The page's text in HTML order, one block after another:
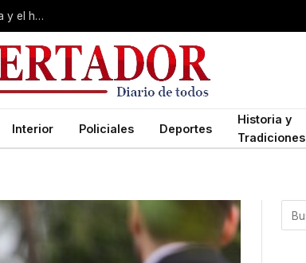
Juicio por Loan: la falsa alarma, Soria obstaculizando una diligencia y el hotel de la «banda»:
Interior Policiales Deportes
Historia y
Tradiciones